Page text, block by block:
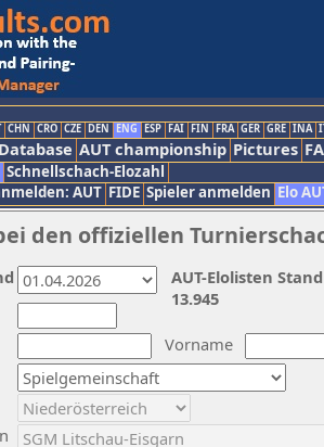
CHN CRO CZE DEN ENG ESP FAI FIN FRA GER GRE INA
AUT championship Pictures
Schnellschach-Elozahl
AUT FIDE Spieler anmelden Elo
den offiziellen
Vorname
AUT-Elolisten
13.945